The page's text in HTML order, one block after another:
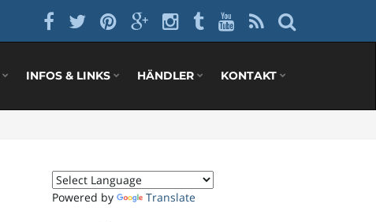
INFOS & LINKS HÄNDLER KONTAKT
Powered by Translate